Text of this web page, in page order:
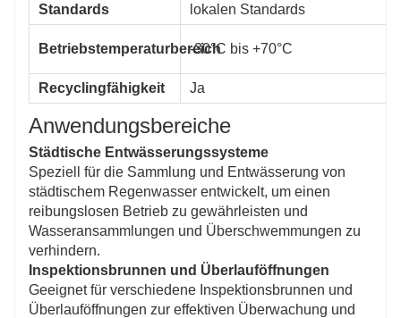
Standards lokalen Standards
Betriebstemperaturbereich-30°C bis +70°C
Recyclingfähigkeit Ja
Anwendungsbereiche
Städtische Entwässerungssysteme
Speziell für die Sammlung und Entwässerung von
städtischem Regenwasser entwickelt, um einen
reibungslosen Betrieb zu gewährleisten und
Wasseransammlungen und Überschwemmungen zu
verhindern.
Inspektionsbrunnen und Überlauföffnungen
Geeignet für verschiedene Inspektionsbrunnen und
Überlauföffnungen zur effektiven Überwachung und